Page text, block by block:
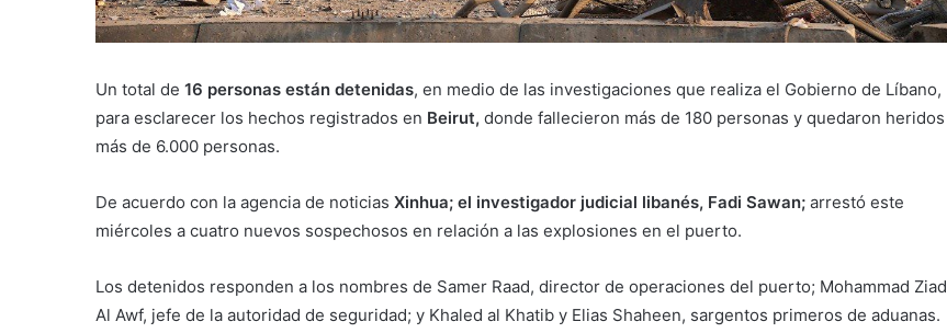
Un total de 16 personas están detenidas, en medio de las investigaciones que realiza el Gobierno de Líbano,
para esclarecer los hechos registrados en Beirut, donde fallecieron más de 180 personas y quedaron heridos
más de 6.000 personas.
De acuerdo con la agencia de noticias Xinhua; el investigador judicial libanés, Fadi Sawan; arrestó este
miércoles a cuatro nuevos sospechosos en relación a las explosiones en el puerto.
Los detenidos responden a los nombres de Samer Raad, director de operaciones del puerto; Mohammad Ziad
Al Awf, jefe de la autoridad de seguridad; y Khaled al Khatib y Elias Shaheen, sargentos primeros de aduanas.